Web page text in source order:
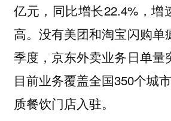
亿元，同比增长22.4%，增
高。没有美团和淘宝闪购单
季度，京东外卖业务日单量
目前业务覆盖全国350个城
质餐饮门店入驻。